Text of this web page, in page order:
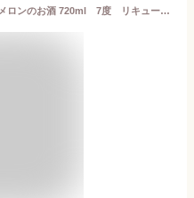
明利酒類株式会社 そのまんまメロンのお酒 720ml 7度 リキュール メロン 果汁たっぷり ギフト 贈り物 お誕生日 御礼 御祝 母の日 父の日 感謝 ホワイトデー